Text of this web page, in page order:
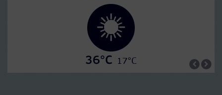
36°C 17°C